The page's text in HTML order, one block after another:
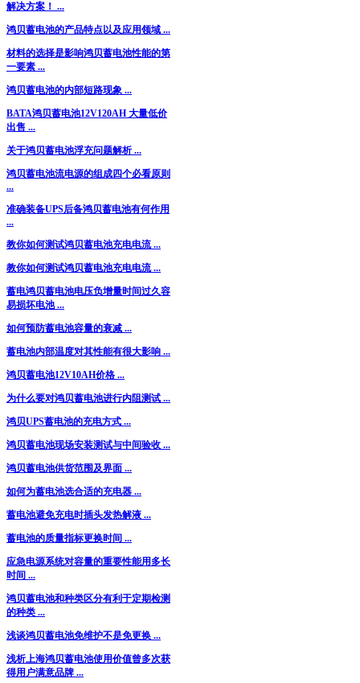
解决方案！ ...
鸿贝蓄电池的产品特点以及应用领域 ...
材料的选择是影响鸿贝蓄电池性能的第
一要素 ...
鸿贝蓄电池的内部短路现象 ...
BATA鸿贝蓄电池12V120AH 大量低价
出售 ...
关于鸿贝蓄电池浮充问题解析 ...
鸿贝蓄电池流电源的组成四个必看原则
...
准确装备UPS后备鸿贝蓄电池有何作用
...
教你如何测试鸿贝蓄电池充电电流 ...
教你如何测试鸿贝蓄电池充电电流 ...
蓄电鸿贝蓄电池电压负增量时间过久容
易损坏电池 ...
如何预防蓄电池容量的衰减 ...
蓄电池内部温度对其性能有很大影响 ...
鸿贝蓄电池12V10AH价格 ...
为什么要对鸿贝蓄电池进行内阻测试 ...
鸿贝UPS蓄电池的充电方式 ...
鸿贝蓄电池现场安装测试与中间验收 ...
鸿贝蓄电池供货范围及界面 ...
如何为蓄电池选合适的充电器 ...
蓄电池避免充电时插头发热解液 ...
蓄电池的质量指标更换时间 ...
应急电源系统对容量的重要性能用多长
时间 ...
鸿贝蓄电池和种类区分有利于定期检测
的种类 ...
浅谈鸿贝蓄电池免维护不是免更换 ...
浅析上海鸿贝蓄电池使用价值曾多次获
得用户满意品牌 ...